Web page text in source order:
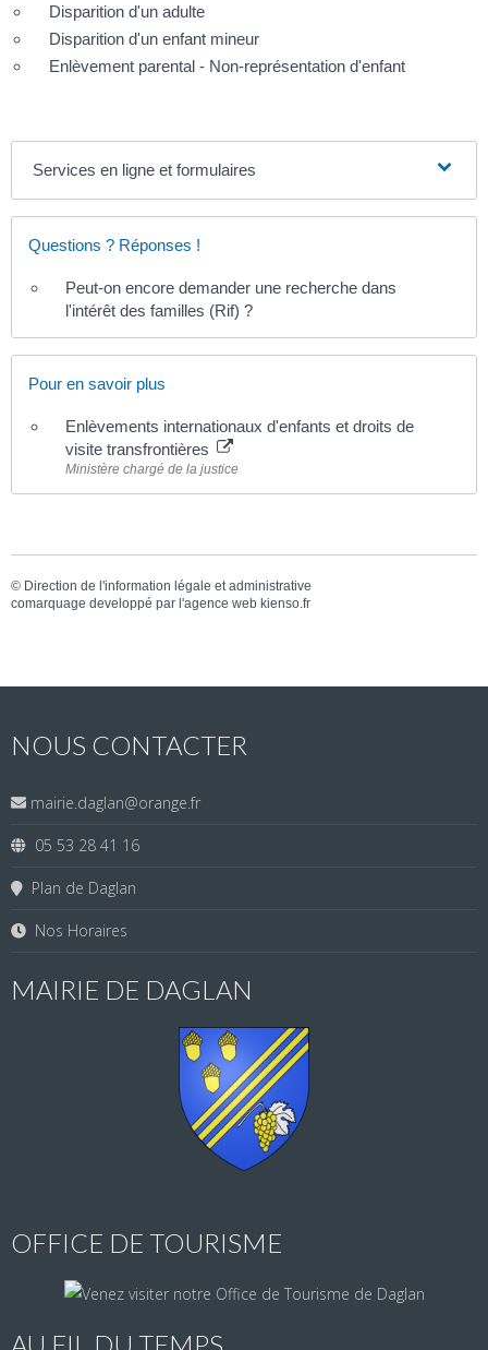
Disparition d'un adulte
Disparition d'un enfant mineur
Enlèvement parental - Non-représentation d'enfant
Services en ligne et formulaires
Questions ? Réponses !
Peut-on encore demander une recherche dans
l'intérêt des familles (Rif) ?
Pour en savoir plus
Enlèvements internationaux d'enfants et droits de
visite transfrontières
Ministère chargé de la justice
© Direction de l'information légale et administrative
comarquage developpé par l'agence web kienso.fr
NOUS CONTACTER
mairie.daglan@orange.fr
05 53 28 41 16
Plan de Daglan
Nos Horaires
MAIRIE DE DAGLAN
OFFICE DE TOURISME
AU FIL DU TEMPS